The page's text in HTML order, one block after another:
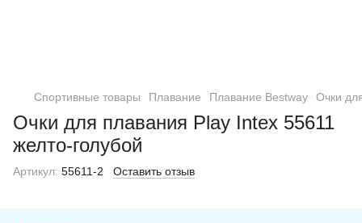
Спортивные товары Плавание Плавание Bestway Очки
Очки для плавания Play Intex 55611
желто-голубой
Артикул: 55611-2 Оставить отзыв